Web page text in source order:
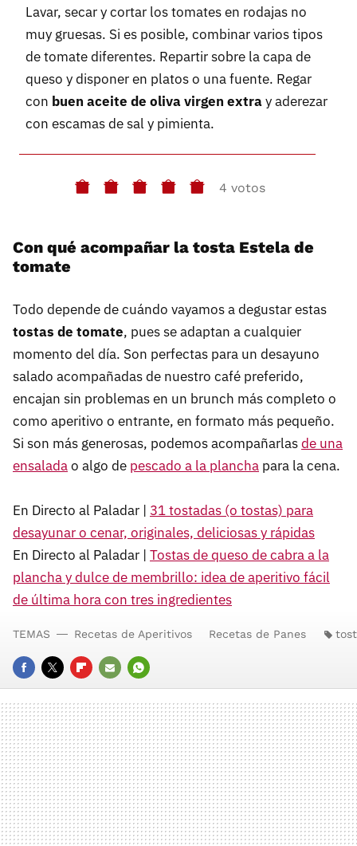
Lavar, secar y cortar los tomates en rodajas no
muy gruesas. Si es posible, combinar varios tipos
de tomate diferentes. Repartir sobre la capa de
queso y disponer en platos o una fuente. Regar
con buen aceite de oliva virgen extray aderezar
con escamas de sal y pimienta.
4 votos
Con qué acompañar la tosta Estela de
tomate
Todo depende de cuándo vayamos a degustar estas
tostas de tomate, pues se adaptan a cualquier
momento del día. Son perfectas para un desayuno
salado acompañadas de nuestro café preferido,
encajan sin problemas en un brunch más completo o
como aperitivo o entrante, en formato más pequeño.
Si son más generosas, podemos acompañarlasde una
ensaladao algo de pescado a la plancha para la cena.
En Directo al Paladar | 31 tostadas (o tostas) para
desayunar o cenar, originales, deliciosas y rápidas
En Directo al Paladar | Tostas de queso de cabra a la
plancha y dulce de membrillo: idea de aperitivo fácil
de última hora con tres ingredientes
FACEBOOK
TWITTERFLIPBOARD
E-
MAIL
WHATSAPP
TEMAS Recetas de Aperitivos Recetas de Panes